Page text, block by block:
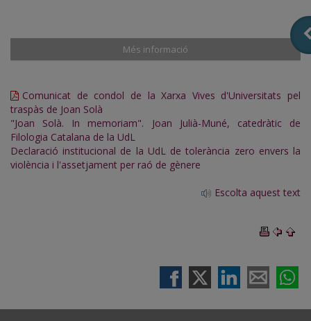
Més informació
Comunicat de condol de la Xarxa Vives d'Universitats pel
traspàs de Joan Solà
"Joan Solà. In memoriam". Joan Julià-Muné, catedràtic de
Filologia Catalana de la UdL
Declaració institucional de la UdL de tolerància zero envers la
violència i l'assetjament per raó de gènere
Escolta aquest text